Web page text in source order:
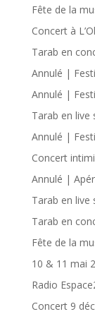
Fête de la
Concert à
Tarab en
Annulé |
Annulé |
Tarab en live
Annulé |
Concert
Annulé |
Tarab en live
Tarab en
Fête de la
10 & 11 mai
Radio
Concert 9